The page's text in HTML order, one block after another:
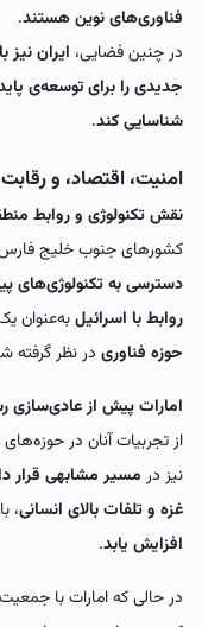
فناوری‌های نوین هستند.
در چنین فضایی، ایران
جدیدی را برای توسعه‌ی
شناسایی کند.
امنیت، اقتصاد، و
نقش تکنولوژی و روابط
کشورهای جنوب خلیج
دسترسی به تکنولوژی‌های
روابط با اسرائیلبه‌عنوان
حوزه فناوری در نظر گرفته
امارات پیش از عادی‌سازی
از تجربیات آنان در
نیز در مسیر مشابهی قرار
غزه و تلفات بالای انسانی،
افزایش یابد.
در حالی که امارات با جمعیت